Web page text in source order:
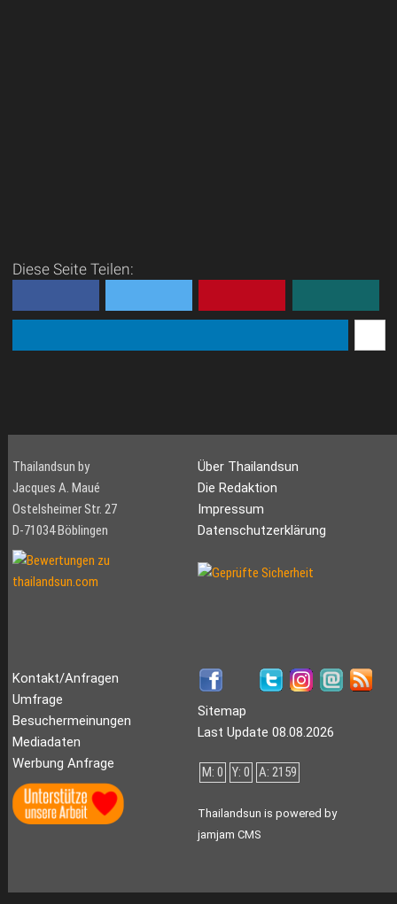
Diese Seite Teilen:
Thailandsun by
Jacques A. Maué
Ostelsheimer Str. 27
D-71034 Böblingen
Über Thailandsun
Die Redaktion
Impressum
Datenschutzerklärung
Kontakt/Anfragen
Umfrage
Besuchermeinungen
Mediadaten
Werbung Anfrage
Sitemap
Last Update 08.08.2026
M: 0 Y: 0 A: 2159
Thailandsun is powered by
jamjam CMS